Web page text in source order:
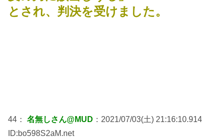
とされ、判決を受けました。
44： 名無しさん@MUD ：2021/07/03(土) 21:16:10.914
ID:bo598S2aM.net